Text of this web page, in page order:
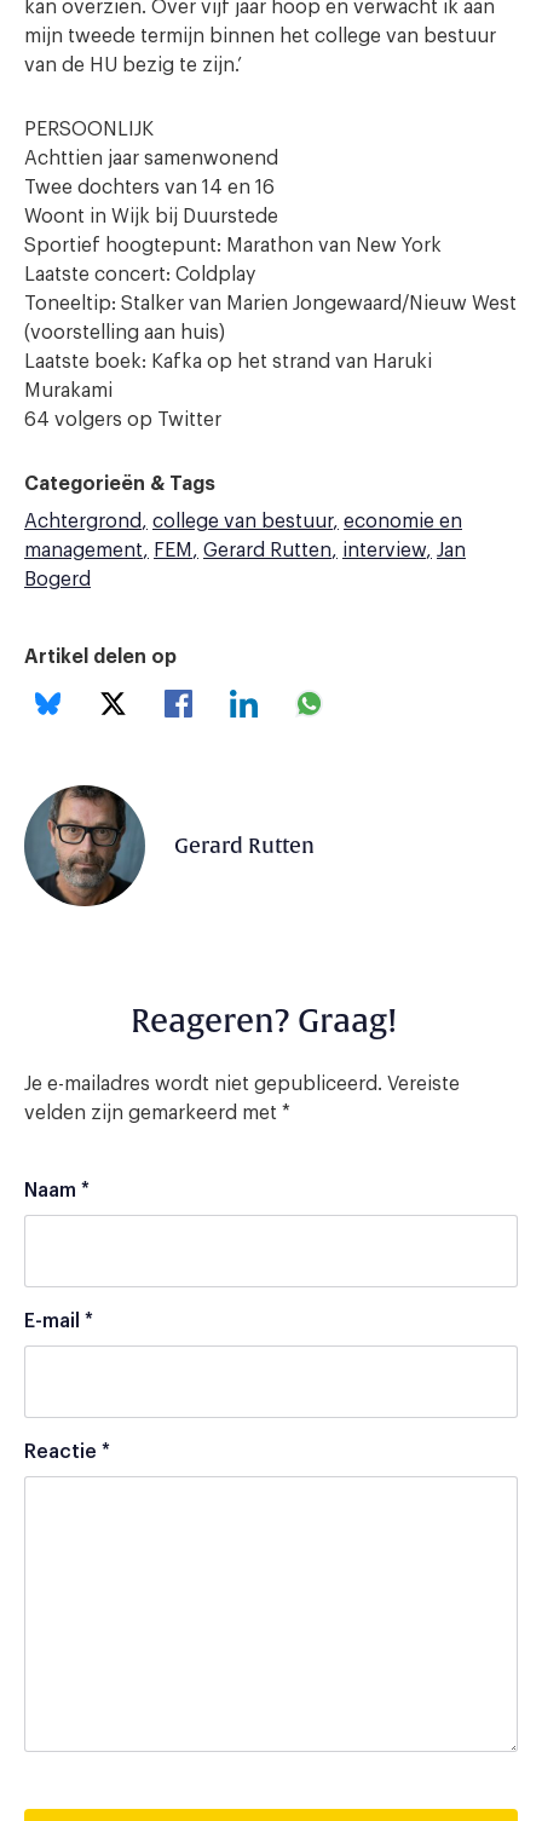
kan overzien. Over vijf jaar hoop en verwacht ik aan
mijn tweede termijn binnen het college van bestuur
van de HU bezig te zijn.’
PERSOONLIJK
Achttien jaar samenwonend
Twee dochters van 14 en 16
Woont in Wijk bij Duurstede
Sportief hoogtepunt: Marathon van New York
Laatste concert: Coldplay
Toneeltip: Stalker van Marien Jongewaard/Nieuw West
(voorstelling aan huis)
Laatste boek: Kafka op het strand van Haruki
Murakami
64 volgers op Twitter
Categorieën & Tags
Achtergrond
college van bestuur economie en
management
FEM Gerard Rutten interview Jan
Bogerd
Artikel delen op
Gerard Rutten
Reageren? Graag!
Je e-mailadres wordt niet gepubliceerd. Vereiste
velden zijn gemarkeerd met *
Naam *
E-mail *
Reactie *